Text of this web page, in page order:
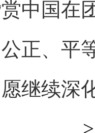
中国在
正、平
继续深